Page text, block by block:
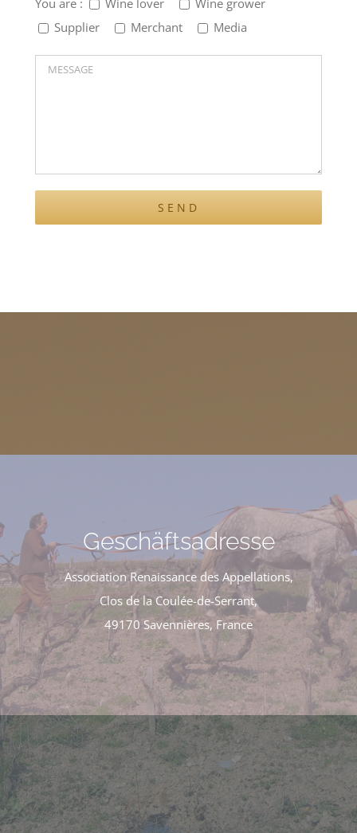
You are : Wine lover
Wine grower
Supplier
Merchant Media
Geschäftsadresse
Association Renaissance des Appellations,
Clos de la Coulée-de-Serrant,
49170 Savennières, France